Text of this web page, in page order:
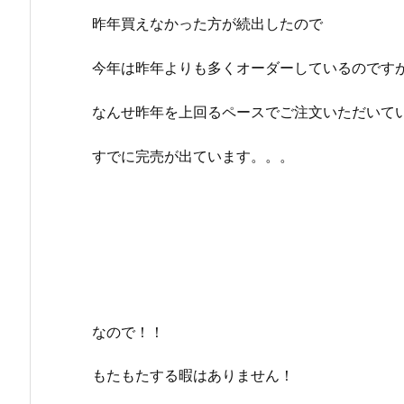
昨年買えなかった方が続出したので
今年は昨年よりも多くオーダーしているのです
なんせ昨年を上回るペースでご注文いただいて
すでに完売が出ています。。。
なので！！
もたもたする暇はありません！